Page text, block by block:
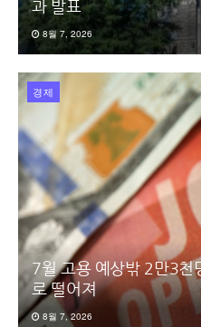
과 발표
8월 7, 2026
경제
7월 고용 예상밖 2만3
로 떨어져
8월 7, 2026